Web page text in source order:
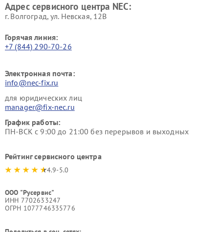
Адрес сервисного центра NEC:
г. Волгоград, ул. Невская, 12В
Горячая линия:
+7 (844) 290-70-26
Электронная почта:
info@nec-fix.ru
для юридических лиц
manager@fix-nec.ru
График работы:
ПН-ВСК с 9:00 до 21:00 без перерывов и выходных
Рейтинг сервисного центра
4.9-5.0
ООО "Русервис"
ИНН 7702633247
ОГРН 1077746335776